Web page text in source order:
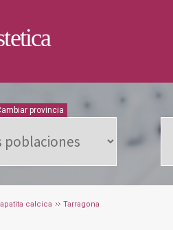
provincia
calcica Tarragona